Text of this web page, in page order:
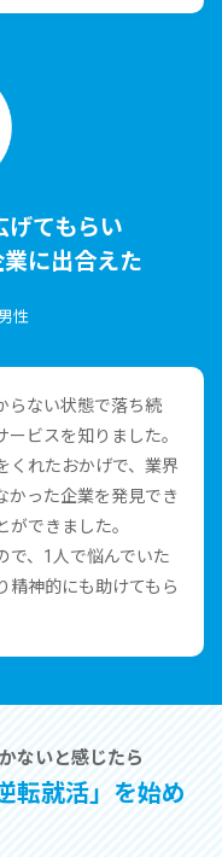
げてもらい
に出合えた
性
らない状態で落ち続
ビスを知りました。
くれたおかげで、業界
かった企業を発⾒でき
できました。
で、1⼈で悩んでいた
精神的にも助けてもら
ないと感じたら
転就活」を始め